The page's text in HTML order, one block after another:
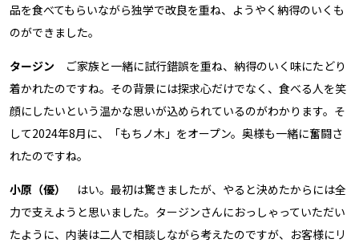
品を食べてもらいながら独学で改良を重ね、ようやく納得のいくも
のができました。
タージン ご家族と一緒に試行錯誤を重ね、納得のいく味にたどり
着かれたのですね。その背景には探求心だけでなく、食べる人を笑
顔にしたいという温かな思いが込められているのがわかります。そ
して2024年8月に、「もちノ木」をオープン。奥様も一緒に奮闘さ
れたのですね。
小原（優）
はい。最初は驚きましたが、やると決めたからには全
力で支えようと思いました。タージンさんにおっしゃっていただい
たように、内装は二人で相談しながら考えたのですが、お客様にリ